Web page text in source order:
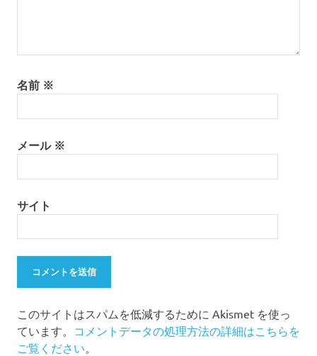
名前 ※
メール ※
サイト
このサイトはスパムを低減するために Akismet を使っ
ています。 コメントデータの処理方法の詳細はこちらを
ご覧ください。